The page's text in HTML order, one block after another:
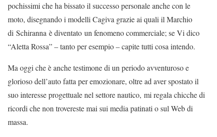
pochissimi che ha bissato il successo personale anche con le
moto, disegnando i modelli Cagiva grazie ai quali il Marchio
di Schiranna è diventato un fenomeno commerciale; se Vi dico
“Aletta Rossa” – tanto per esempio – capite tutti cosa intendo.
Ma oggi che è anche testimone di un periodo avventuroso e
glorioso dell’auto fatta per emozionare, oltre ad aver spostato il
suo interesse progettuale nel settore nautico, mi regala chicche di
ricordi che non trovereste mai sui media patinati o sul Web di
massa.